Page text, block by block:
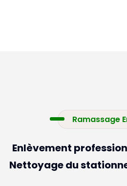
Ramassage
Enlèvement
Nettoyage du